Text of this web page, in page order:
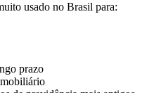
usado no Brasil para:
prazo